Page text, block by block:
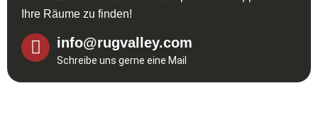
Ihre Räume zu finden!
info@rugvalley.com
Schreibe uns gerne eine Mail